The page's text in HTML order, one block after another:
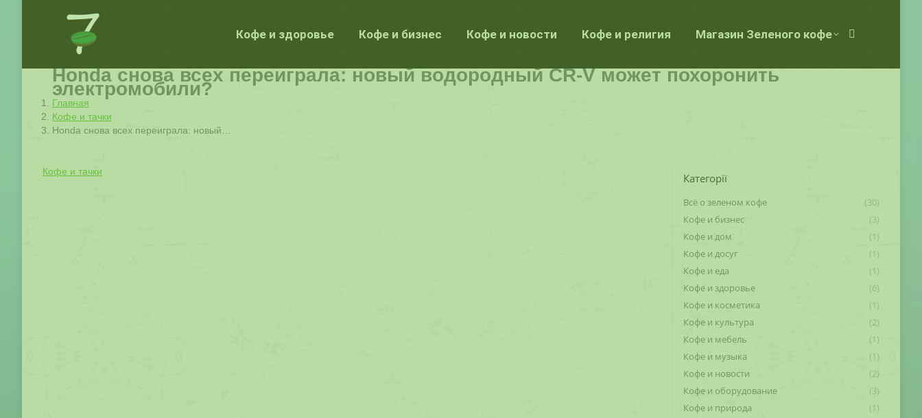
Кофе и здоровье Кофе и бизнес Кофе и новости Кофе и религия Магазин Зеленого кофе Поиск:
Honda снова всех переиграла: новый водородный CR-V может похоронить
электромобили?
Вы здесь:
Главная
Кофе и тачки
Honda снова всех переиграла: новый…
Кофе и тачки Категорії
Всё о зеленом кофе
(30)
Кофе и бизнес
(3)
Кофе и дом
(1)
Кофе и досуг
(1)
Кофе и еда
(1)
Кофе и здоровье
(6)
Кофе и косметика
(1)
Кофе и культура
(2)
Кофе и мебель
(1)
Кофе и музыка
(1)
Кофе и новости
(2)
Кофе и оборудование
(3)
Кофе и природа
(1)